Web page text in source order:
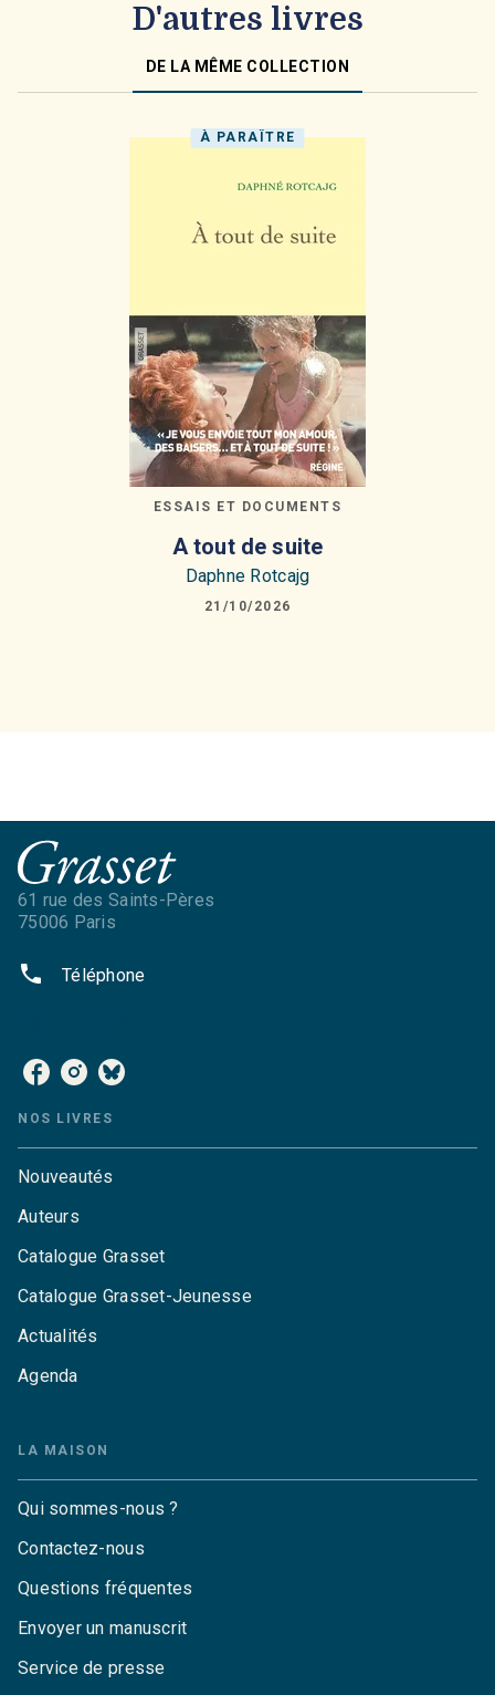
D'autres livres
DE LA MÊME COLLECTION
À PARAÎTRE
ESSAIS ET DOCUMENTS
A tout de suite
Daphne Rotcajg
21/10/2026
61 rue des Saints-Pères
75006 Paris
phone Téléphone
NOS LIVRES
Nouveautés
Auteurs
Catalogue Grasset
Catalogue Grasset-Jeunesse
Actualités
Agenda
LA MAISON
Qui sommes-nous ?
Contactez-nous
Questions fréquentes
Envoyer un manuscrit
Service de presse